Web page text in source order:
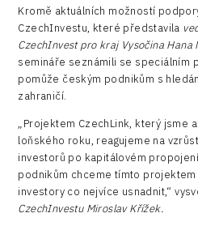
Kromě aktuálních možností
CzechInvestu, které představila
CzechInvest pro kraj Vysočina Hana
semináře seznámili se speciálním
pomůže českým podnikům s
zahraničí.
„Projektem CzechLink, který jsme
loňského roku, reagujeme na
investorů po kapitálovém
podnikům chceme tímto
investory co nejvíce usnadnit,“
CzechInvestu Miroslav Křížek.